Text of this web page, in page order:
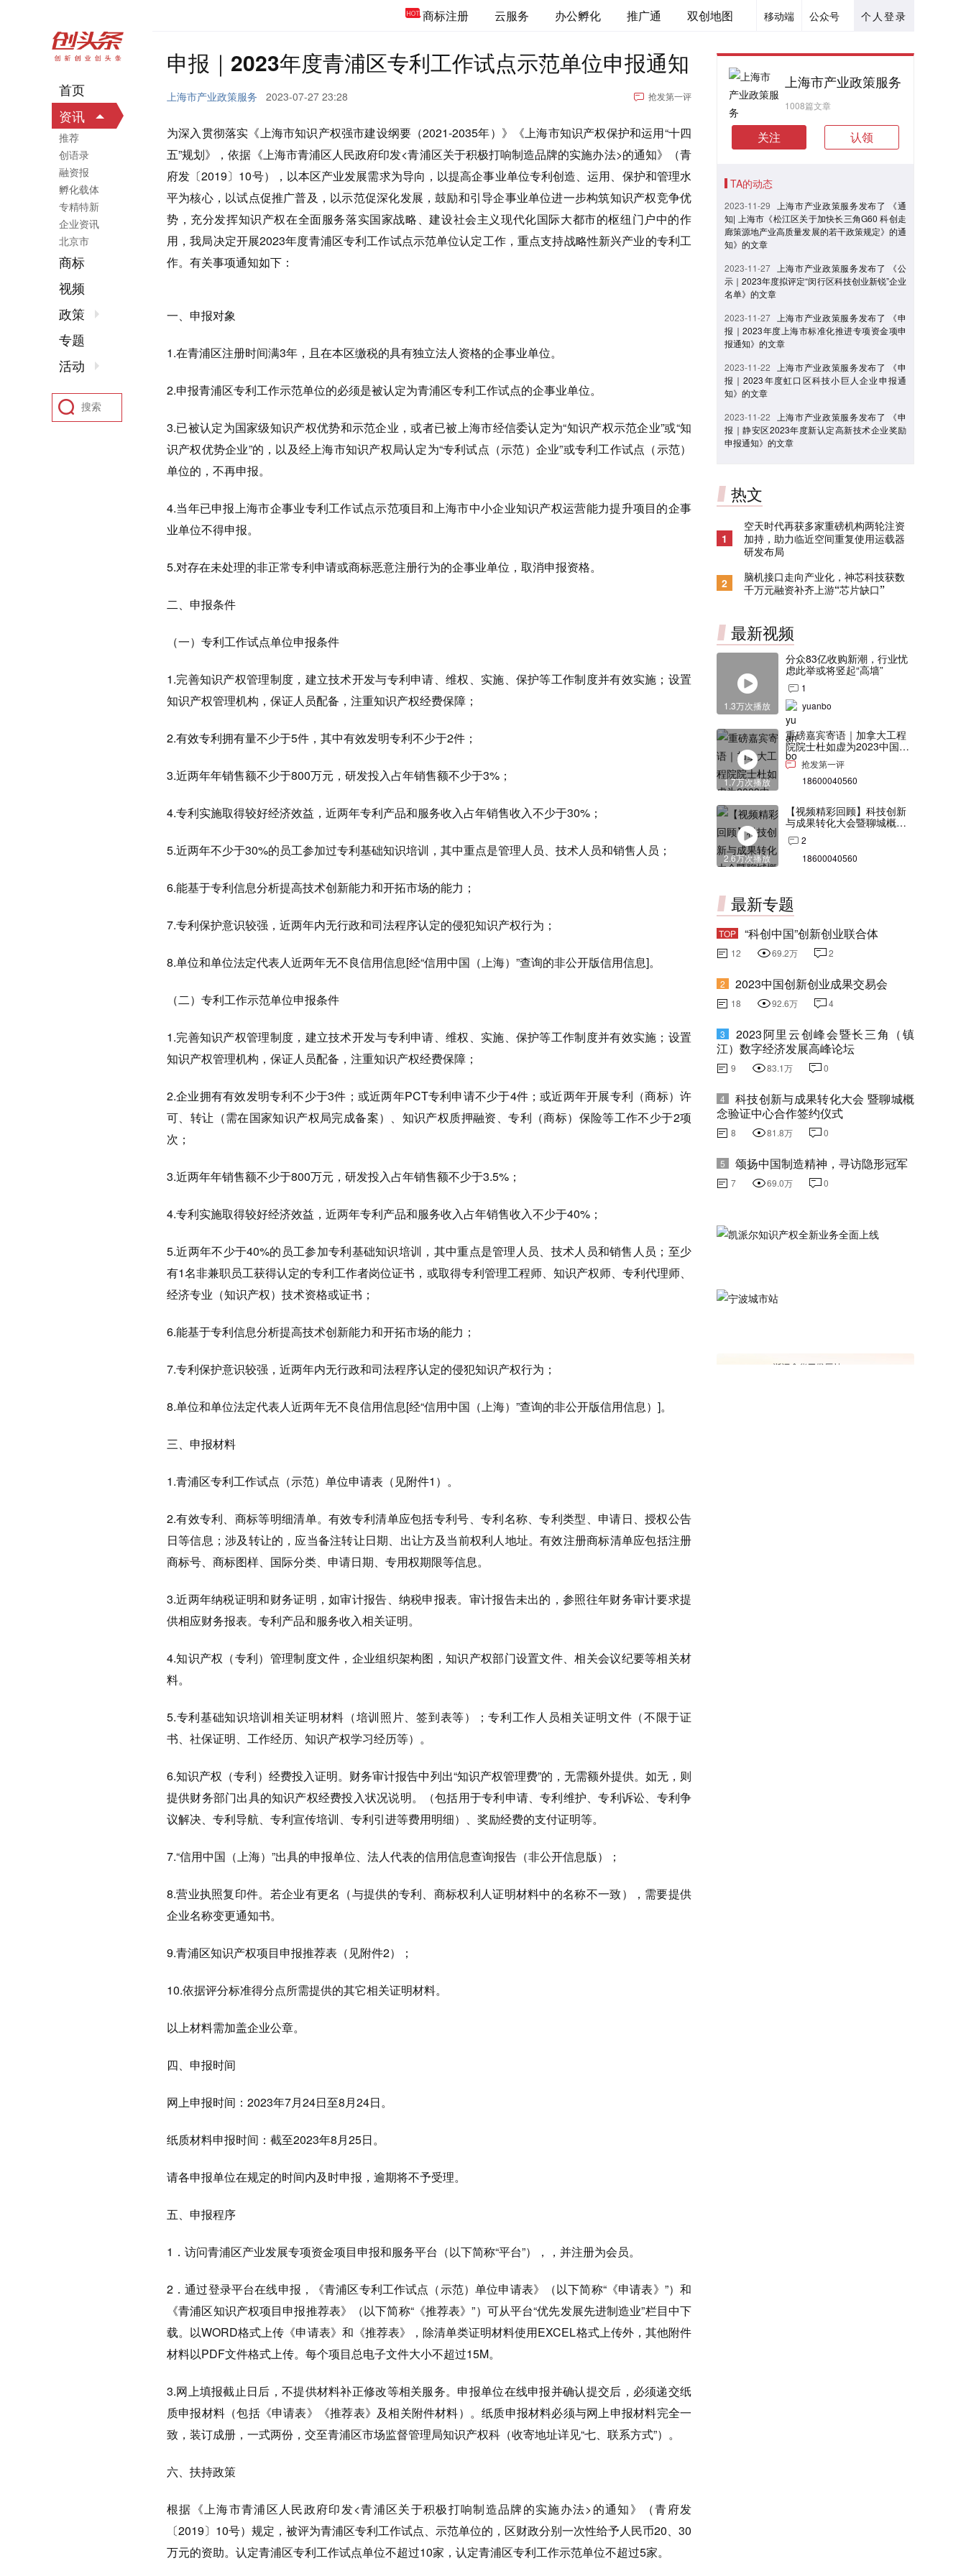
个人登录
公众号
移动端
商标注册 云服务 办公孵化 推广通 双创地图
申报｜2023年度青浦区专利工作试点示范单位申报通知
上海市产业政策服务 2023-07-27 23:28 抢发第一评
为深入贯彻落实《上海市知识产权强市建设纲要（2021-2035年）》《上海市知识产权保护和运用“十四
五”规划》，依据《上海市青浦区人民政府印发<青浦区关于积极打响制造品牌的实施办法>的通知》（青
府发〔2019〕10号），以本区产业发展需求为导向，以提高企事业单位专利创造、运用、保护和管理水
平为核心，以试点促推广普及，以示范促深化发展，鼓励和引导企事业单位进一步构筑知识产权竞争优
势，充分发挥知识产权在全面服务落实国家战略、建设社会主义现代化国际大都市的枢纽门户中的作
用，我局决定开展2023年度青浦区专利工作试点示范单位认定工作，重点支持战略性新兴产业的专利工
作。有关事项通知如下：
一、申报对象
1.在青浦区注册时间满3年，且在本区缴税的具有独立法人资格的企事业单位。
2.申报青浦区专利工作示范单位的必须是被认定为青浦区专利工作试点的企事业单位。
3.已被认定为国家级知识产权优势和示范企业，或者已被上海市经信委认定为“知识产权示范企业”或“知
识产权优势企业”的，以及经上海市知识产权局认定为“专利试点（示范）企业”或专利工作试点（示范）
单位的，不再申报。
4.当年已申报上海市企事业专利工作试点示范项目和上海市中小企业知识产权运营能力提升项目的企事
业单位不得申报。
5.对存在未处理的非正常专利申请或商标恶意注册行为的企事业单位，取消申报资格。
二、申报条件
（一）专利工作试点单位申报条件
1.完善知识产权管理制度，建立技术开发与专利申请、维权、实施、保护等工作制度并有效实施；设置
知识产权管理机构，保证人员配备，注重知识产权经费保障；
2.有效专利拥有量不少于5件，其中有效发明专利不少于2件；
3.近两年年销售额不少于800万元，研发投入占年销售额不少于3%；
4.专利实施取得较好经济效益，近两年专利产品和服务收入占年销售收入不少于30%；
5.近两年不少于30%的员工参加过专利基础知识培训，其中重点是管理人员、技术人员和销售人员；
6.能基于专利信息分析提高技术创新能力和开拓市场的能力；
7.专利保护意识较强，近两年内无行政和司法程序认定的侵犯知识产权行为；
8.单位和单位法定代表人近两年无不良信用信息[经“信用中国（上海）”查询的非公开版信用信息]。
（二）专利工作示范单位申报条件
1.完善知识产权管理制度，建立技术开发与专利申请、维权、实施、保护等工作制度并有效实施；设置
知识产权管理机构，保证人员配备，注重知识产权经费保障；
2.企业拥有有效发明专利不少于3件；或近两年PCT专利申请不少于4件；或近两年开展专利（商标）许
可、转让（需在国家知识产权局完成备案）、知识产权质押融资、专利（商标）保险等工作不少于2项
次；
3.近两年年销售额不少于800万元，研发投入占年销售额不少于3.5%；
4.专利实施取得较好经济效益，近两年专利产品和服务收入占年销售收入不少于40%；
5.近两年不少于40%的员工参加专利基础知识培训，其中重点是管理人员、技术人员和销售人员；至少
有1名非兼职员工获得认定的专利工作者岗位证书，或取得专利管理工程师、知识产权师、专利代理师、
经济专业（知识产权）技术资格或证书；
6.能基于专利信息分析提高技术创新能力和开拓市场的能力；
7.专利保护意识较强，近两年内无行政和司法程序认定的侵犯知识产权行为；
8.单位和单位法定代表人近两年无不良信用信息[经“信用中国（上海）”查询的非公开版信用信息）]。
三、申报材料
1.青浦区专利工作试点（示范）单位申请表（见附件1）。
2.有效专利、商标等明细清单。有效专利清单应包括专利号、专利名称、专利类型、申请日、授权公告
日等信息；涉及转让的，应当备注转让日期、出让方及当前权利人地址。有效注册商标清单应包括注册
商标号、商标图样、国际分类、申请日期、专用权期限等信息。
3.近两年纳税证明和财务证明，如审计报告、纳税申报表。审计报告未出的，参照往年财务审计要求提
供相应财务报表。专利产品和服务收入相关证明。
4.知识产权（专利）管理制度文件，企业组织架构图，知识产权部门设置文件、相关会议纪要等相关材
料。
5.专利基础知识培训相关证明材料（培训照片、签到表等）；专利工作人员相关证明文件（不限于证
书、社保证明、工作经历、知识产权学习经历等）。
6.知识产权（专利）经费投入证明。财务审计报告中列出“知识产权管理费”的，无需额外提供。如无，则
提供财务部门出具的知识产权经费投入状况说明。（包括用于专利申请、专利维护、专利诉讼、专利争
议解决、专利导航、专利宣传培训、专利引进等费用明细）、奖励经费的支付证明等。
7.“信用中国（上海）”出具的申报单位、法人代表的信用信息查询报告（非公开信息版）；
8.营业执照复印件。若企业有更名（与提供的专利、商标权利人证明材料中的名称不一致），需要提供
企业名称变更通知书。
9.青浦区知识产权项目申报推荐表（见附件2）；
10.依据评分标准得分点所需提供的其它相关证明材料。
以上材料需加盖企业公章。
四、申报时间
网上申报时间：2023年7月24日至8月24日。
纸质材料申报时间：截至2023年8月25日。
请各申报单位在规定的时间内及时申报，逾期将不予受理。
五、申报程序
1．访问青浦区产业发展专项资金项目申报和服务平台（以下简称“平台”），，并注册为会员。
2．通过登录平台在线申报，《青浦区专利工作试点（示范）单位申请表》（以下简称“《申请表》”）和
《青浦区知识产权项目申报推荐表》（以下简称“《推荐表》”）可从平台“优先发展先进制造业”栏目中下
载。以WORD格式上传《申请表》和《推荐表》，除清单类证明材料使用EXCEL格式上传外，其他附件
材料以PDF文件格式上传。每个项目总电子文件大小不超过15M。
3.网上填报截止日后，不提供材料补正修改等相关服务。申报单位在线申报并确认提交后，必须递交纸
质申报材料（包括《申请表》《推荐表》及相关附件材料）。纸质申报材料必须与网上申报材料完全一
致，装订成册，一式两份，交至青浦区市场监督管理局知识产权科（收寄地址详见“七、联系方式”）。
六、扶持政策
根据《上海市青浦区人民政府印发<青浦区关于积极打响制造品牌的实施办法>的通知》（青府发
〔2019〕10号）规定，被评为青浦区专利工作试点、示范单位的，区财政分别一次性给予人民币20、30
万元的资助。认定青浦区专利工作试点单位不超过10家，认定青浦区专利工作示范单位不超过5家。
上海市产业政策服务
1008篇文章
关注 认领
TA的动态
2023-11-29
上海市产业政策服务发布了 《通
知| 上海市《松江区关于加快长三角G60 科创走
廊策源地产业高质量发展的若干政策规定》的通
知》的文章
2023-11-27
上海市产业政策服务发布了 《公
示｜2023年度拟评定“闵行区科技创业新锐”企业
名单》的文章
2023-11-27
上海市产业政策服务发布了 《申
报｜2023年度上海市标准化推进专项资金项申
报通知》的文章
2023-11-22
上海市产业政策服务发布了 《申
报｜2023年度虹口区科技小巨人企业申报通
知》的文章
2023-11-22
上海市产业政策服务发布了 《申
报｜静安区2023年度新认定高新技术企业奖励
申报通知》的文章
热文
1
空天时代再获多家重磅机构两轮注资
加持，助力临近空间重复使用运载器
研发布局
2
脑机接口走向产业化，神芯科技获数
千万元融资补齐上游“芯片缺口”
最新视频
1.3万次播放
分众83亿收购新潮，行业忧
虑此举或将竖起“高墙”
1
yuanbo
1.7万次播放
重磅嘉宾寄语｜加拿大工程
院院士杜如虚为2023中国创
交会打Call！
抢发第一评
18600040560
2.6万次播放
【视频精彩回顾】科技创新
与成果转化大会暨聊城概念
验证中心合作签约仪式
2
18600040560
最新专题
TOP “科创中国”创新创业联合体
12 69.2万 2
2 2023中国创新创业成果交易会
18 92.6万 4
3
2023阿里云创峰会暨长三角（镇
江）数字经济发展高峰论坛
9 83.1万 0
4
科技创新与成果转化大会 暨聊城概
念验证中心合作签约仪式
8 81.8万 0
5 颂扬中国制造精神，寻访隐形冠军
7 69.0万 0
首页
资讯
推荐
创语录
融资报
孵化载体
专精特新
企业资讯
北京市
商标
视频
政策
专题
活动